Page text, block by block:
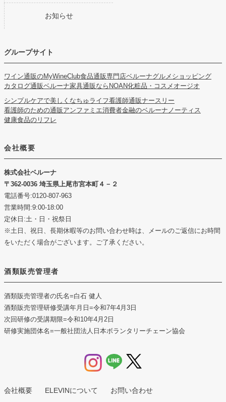
お知らせ
グループサイト
ワイン通販のMyWineClub食品通販専門店ベルーナグルメショッピング
カタログ通販ベルーナ家具通販ならNOAN化粧品・コスメオージオ
シンプルケアで美しくなちゅライフ看護師通販ナースリー
看護師のための通販アンファミエ消費者金融のベルーナノーティス
健康食品のリフレ
会社概要
株式会社ベルーナ
362-0036 埼玉県上尾市宮本町４－２
電話番号:0120-807-963
営業時間:9:00-18:00
定休日:土・日・祝祭日
※土日、祝日、長期休暇等のお問い合わせ時は、メールのご返信にお時間
をいただく場合がございます。ご了承ください。
酒類販売管理者
酒類販売管理者の氏名=白石 健人
酒類販売管理研修受講年月日 =令和7年4月3日
次回研修の受講期限=令和10年4月2日
研修実施団体名=一般社団法人日本ボランタリーチェーン協会
会社概要 ELEVINについて お問い合わせ